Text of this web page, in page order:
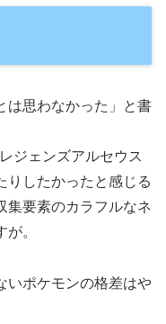
は思わなかった」と書
ジェンズアルセウス
りしたかったと感じる
集要素のカラフルなネ
。
いポケモンの格差はや